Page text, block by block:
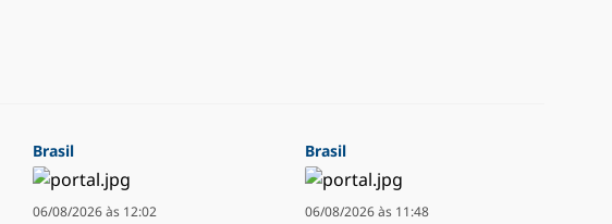
Brasil
06/08/2026 às 12:02
Brasil
06/08/2026 às 11:48